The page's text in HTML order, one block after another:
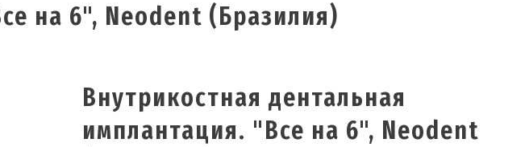
на 6", Neodent (Бразилия)
Внутрикостная дентальная
имплантация. "Все на 6", Neodent